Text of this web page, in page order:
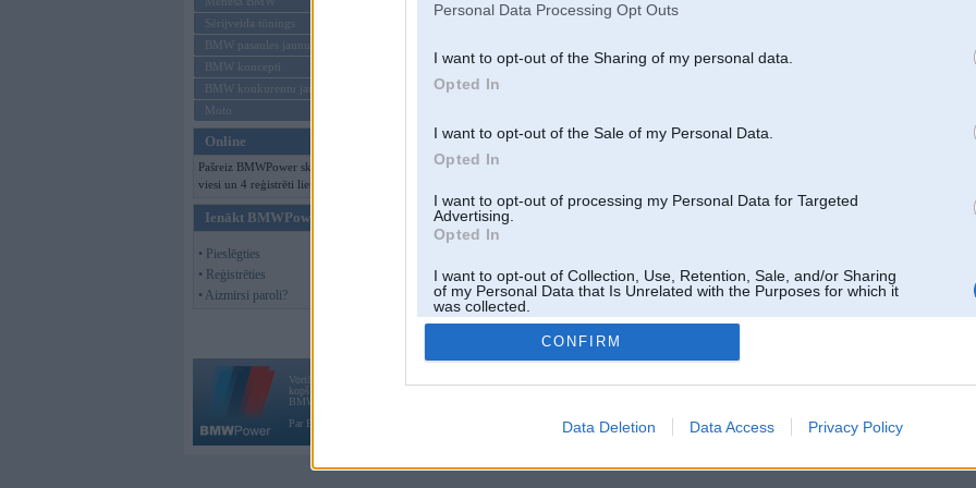
Personal Data Processing Opt Outs
I want to opt-out of the Sharing of my personal data.
Opted In
I want to opt-out of the Sale of my Personal Data.
Opted In
I want to opt-out of processing my Personal Data for Targeted
Advertising.
Opted In
I want to opt-out of Collection, Use, Retention, Sale, and/or Sharing
of my Personal Data that Is Unrelated with the Purposes for which it
was collected.
Opted Out
CONFIRM
Data Deletion Data Access Privacy Policy
Sērijveida tūnings
BMW pasaules jaunumi
BMW koncepti
BMW konkurentu jaunumi
Moto
Online
Pašreiz BMWPower skatās 118
viesi un 4 reģistrēti lietotāji.
Ienākt BMWPower
• Pieslēgties
• Reģistrēties
• Aizmirsi paroli?
Vortāls BMWPower.lv darbojas
kopš 2002. gada 14. maija. Tas nav auto klubs un nav saistīts ar
BMW AG.
Par BMWPower